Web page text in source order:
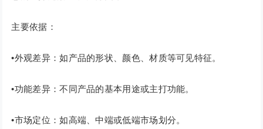
主要依据：
•外观差异：如产品的形状、颜色、材质等可见特征。
•功能差异：不同产品的基本用途或主打功能。
•市场定位：如高端、中端或低端市场划分。